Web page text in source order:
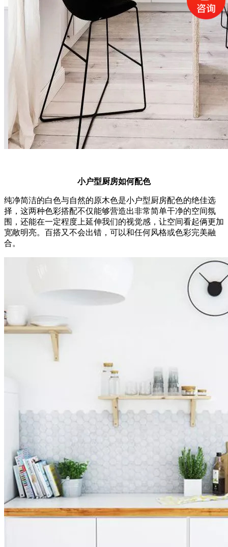
小户型厨房如何配色
纯净简洁的白色与自然的原木色是小户型厨房配色的绝佳选
择，这两种色彩搭配不仅能够营造出非常简单干净的空间氛
围，还能在一定程度上延伸我们的视觉感，让空间看起俩更加
宽敞明亮。百搭又不会出错，可以和任何风格或色彩完美融
合。